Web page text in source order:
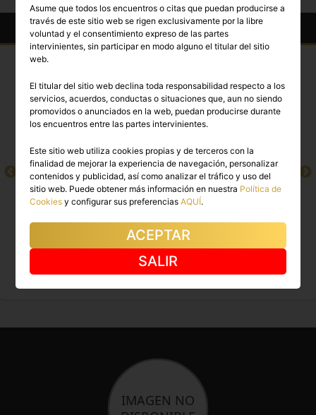
Otras Escorts en Palma de Mallorca
MANUELA
PREMIUM
SARA
PREMIUM
Asume que todos los encuentros o citas que puedan producirse a
través de este sitio web se rigen exclusivamente por la libre
voluntad y el consentimiento expreso de las partes
intervinientes, sin participar en modo alguno el titular del sitio
web.
El titular del sitio web declina toda responsabilidad respecto a los
servicios, acuerdos, conductas o situaciones que, aun no siendo
promovidos o anunciados en la web, puedan producirse durante
los encuentros entre las partes intervinientes.
Este sitio web utiliza cookies propias y de terceros con la
finalidad de mejorar la experiencia de navegación, personalizar
contenidos y publicidad, así como analizar el tráfico y uso del
sitio web. Puede obtener más información en nuestra Política de
Cookies y configurar sus preferenciasAQUÍ.
ACEPTAR
SALIR